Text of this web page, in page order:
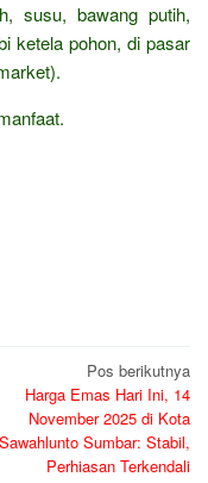
susu, bawang putih,
ketela pohon, di pasar
Pos berikutnya
Harga Emas Hari Ini, 14
November 2025 di Kota
Sawahlunto Sumbar: Stabil,
Perhiasan Terkendali